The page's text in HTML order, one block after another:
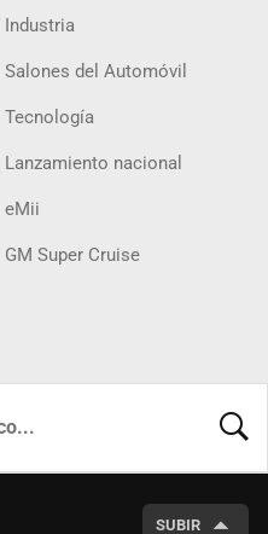
Industria
Salones del Automóvil
Tecnología
Lanzamiento nacional
eMii
GM Super Cruise
SUBIR